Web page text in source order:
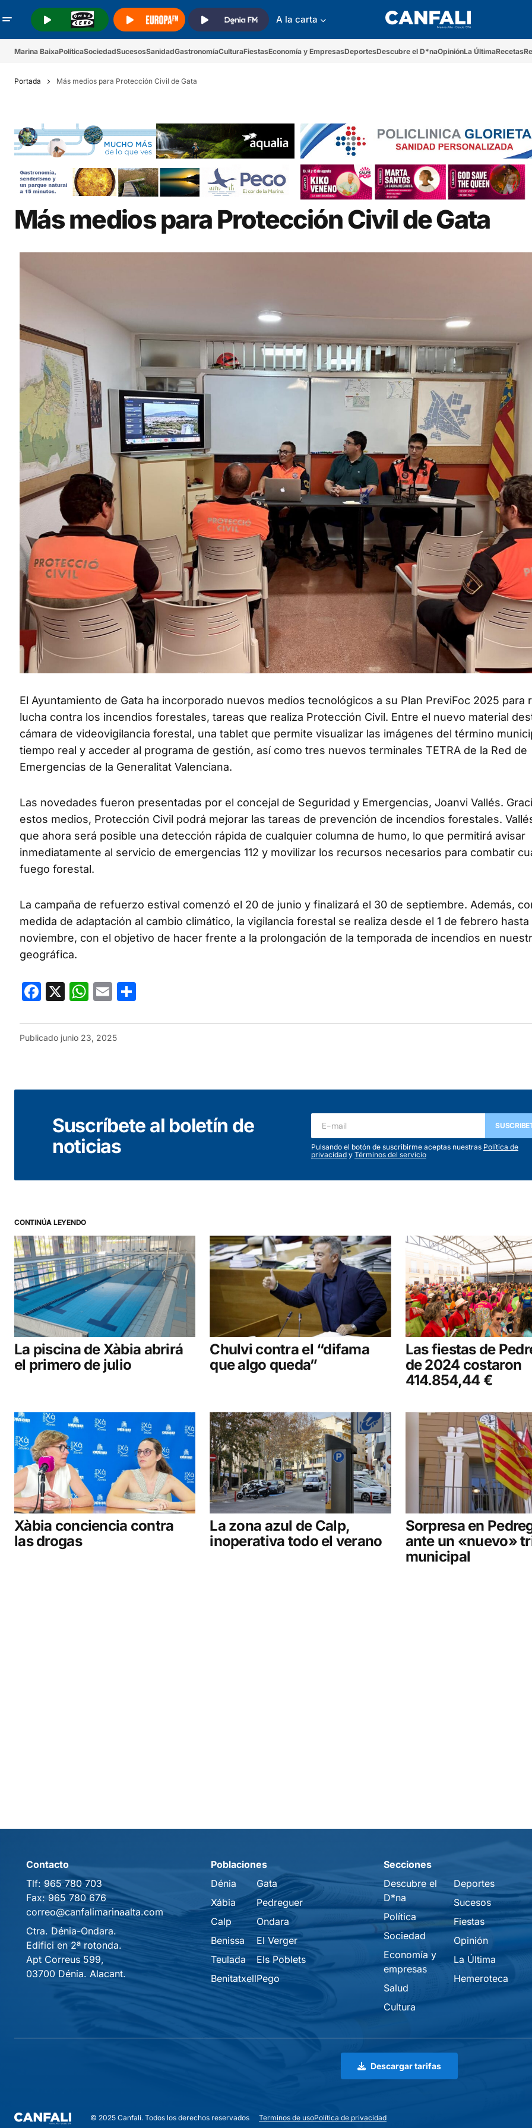
A la carta
Marina BaixaPolíticaSociedadSucesosSanidadGastronomíaCulturaFiestasEconomía y EmpresasDeportesDescubre el D*naOpiniónLa ÚltimaRecetas
Portada Más medios para Protección Civil de Gata
Más medios para Protección Civil de Gata
El Ayuntamiento de Gata ha incorporado nuevos medios tecnológicos a su Plan PreviFoc 2025 para
lucha contra los incendios forestales, tareas que realiza Protección Civil. Entre el nuevo material
cámara de videovigilancia forestal, una tablet que permite visualizar las imágenes del término
tiempo real y acceder al programa de gestión, así como tres nuevos terminales TETRA de la Red de
Emergencias de la Generalitat Valenciana.
Las novedades fueron presentadas por el concejal de Seguridad y Emergencias, Joanvi Vallés.
estos medios, Protección Civil podrá mejorar las tareas de prevención de incendios forestales.
que ahora será posible una detección rápida de cualquier columna de humo, lo que permitirá avisar
inmediatamente al servicio de emergencias 112 y movilizar los recursos necesarios para combatir
fuego forestal.
La campaña de refuerzo estival comenzó el 20 de junio y finalizará el 30 de septiembre. Además,
medida de adaptación al cambio climático, la vigilancia forestal se realiza desde el 1 de febrero hasta
noviembre, con el objetivo de hacer frente a la prolongación de la temporada de incendios en
geográfica.
Facebook
X WhatsApp
Email
Publicado junio 23, 2025
Suscríbete al boletín de
noticias
Pulsando el botón de suscribirme aceptas nuestras Política de
privacidad y Términos del servicio
CONTINÚA LEYENDO
La piscina de Xàbia abrirá
el primero de julio
Chulvi contra el “difama
que algo queda”
Las fiestas de
de 2024 costaron
414.854,44 €
Xàbia conciencia contra
las drogas
La zona azul de Calp,
inoperativa todo el verano
Sorpresa en
ante un «nuevo»
municipal
Contacto
Tlf: 965 780 703
Fax: 965 780 676
correo@canfalimarinaalta.com
Ctra. Dénia-Ondara.
Edifici en 2ª rotonda.
Apt Correus 599,
03700 Dénia. Alacant.
Poblaciones
Dénia
Xábia
Calp
Benissa
Teulada
Benitatxell
Gata
Pedreguer
Ondara
El Verger
Els Poblets
Pego
Secciones
Descubre el
D*na
Política
Sociedad
Economía y
empresas
Salud
Cultura
Deportes
Sucesos
Fiestas
Opinión
La Última
Hemeroteca
Descargar tarifas
© 2025 Canfali. Todos los derechos reservados Terminos de usoPolítica de privacidad